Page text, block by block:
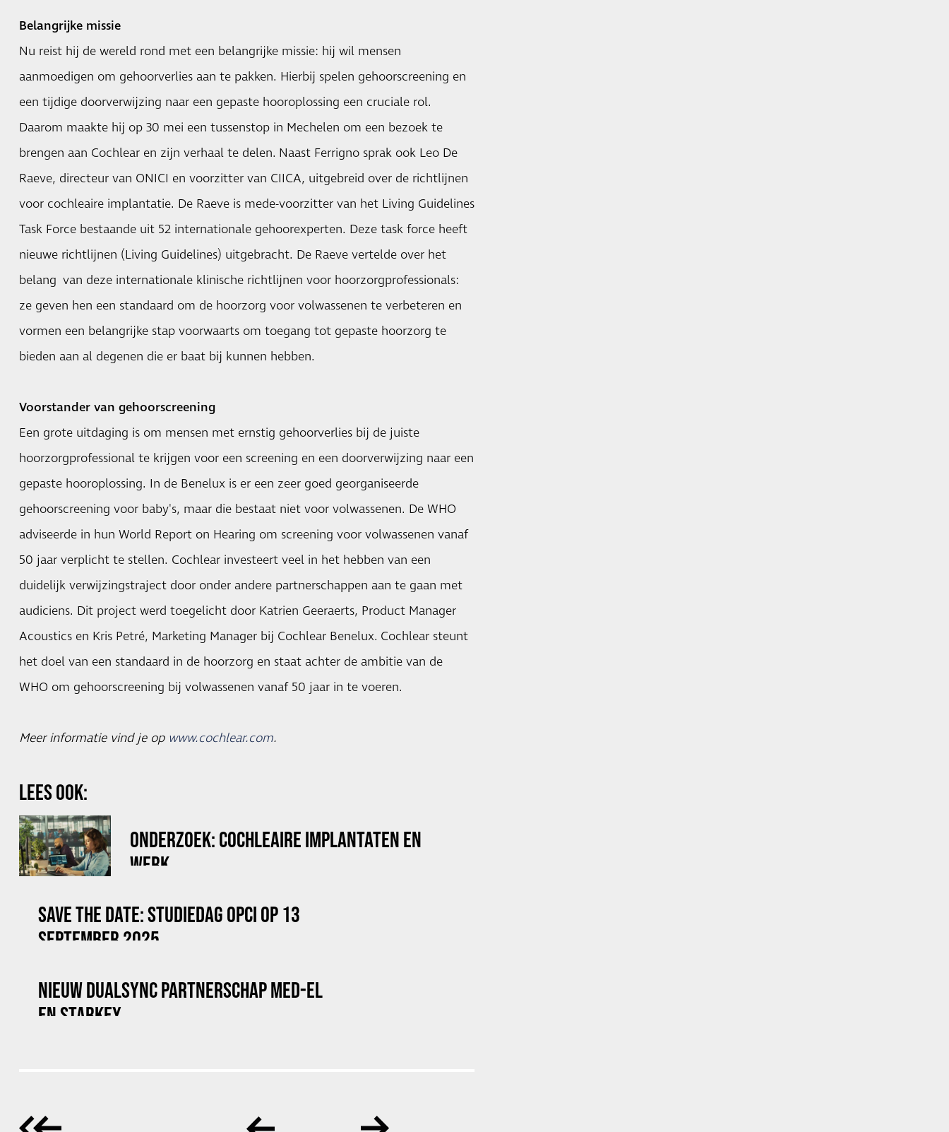
Belangrijke missie
Nu reist hij de wereld rond met een belangrijke missie: hij wil mensen
aanmoedigen om gehoorverlies aan te pakken. Hierbij spelen gehoorscreening en
een tijdige doorverwijzing naar een gepaste hooroplossing een cruciale rol.
Daarom maakte hij op 30 mei een tussenstop in Mechelen om een bezoek te
brengen aan Cochlear en zijn verhaal te delen. Naast Ferrigno sprak ook Leo De
Raeve, directeur van ONICI en voorzitter van CIICA, uitgebreid over de richtlijnen
voor cochleaire implantatie. De Raeve is mede-voorzitter van het Living Guidelines
Task Force bestaande uit 52 internationale gehoorexperten. Deze task force heeft
nieuwe richtlijnen (Living Guidelines) uitgebracht. De Raeve vertelde over het
belang van deze internationale klinische richtlijnen voor hoorzorgprofessionals:
ze geven hen een standaard om de hoorzorg voor volwassenen te verbeteren en
vormen een belangrijke stap voorwaarts om toegang tot gepaste hoorzorg te
bieden aan al degenen die er baat bij kunnen hebben.
Voorstander van gehoorscreening
Een grote uitdaging is om mensen met ernstig gehoorverlies bij de juiste
hoorzorgprofessional te krijgen voor een screening en een doorverwijzing naar een
gepaste hooroplossing. In de Benelux is er een zeer goed georganiseerde
gehoorscreening voor baby's, maar die bestaat niet voor volwassenen. De WHO
adviseerde in hun World Report on Hearing om screening voor volwassenen vanaf
50 jaar verplicht te stellen. Cochlear investeert veel in het hebben van een
duidelijk verwijzingstraject door onder andere partnerschappen aan te gaan met
audiciens. Dit project werd toegelicht door Katrien Geeraerts, Product Manager
Acoustics en Kris Petré, Marketing Manager bij Cochlear Benelux. Cochlear steunt
het doel van een standaard in de hoorzorg en staat achter de ambitie van de
WHO om gehoorscreening bij volwassenen vanaf 50 jaar in te voeren.
Meer informatie vind je op www.cochlear.com.
LEES OOK:
ONDERZOEK: COCHLEAIRE IMPLANTATEN EN
WERK
SAVE THE DATE: STUDIEDAG OPCI OP 13
SEPTEMBER 2025
NIEUW DUALSYNC PARTNERSCHAP MED-EL
EN STARKEY